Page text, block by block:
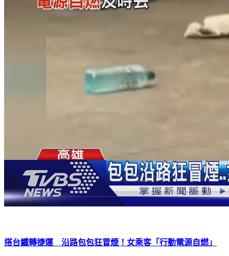
搭台鐵轉捷運 沿路包包狂冒煙！女乘客「行動電源自燃」